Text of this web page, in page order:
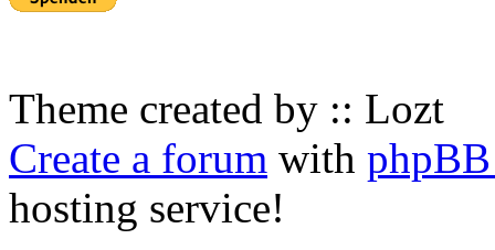
Theme created by :: Lozt
Create a forum with
hosting service!